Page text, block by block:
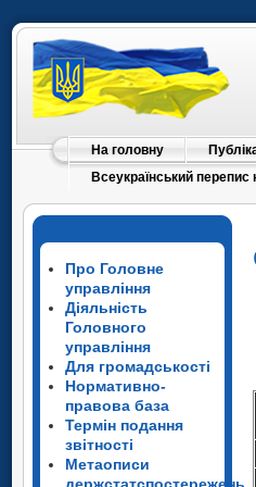
На головну
Всеукраїнський перепис
Про Головне
управління
Діяльність
Головного
управління
Для громадськості
Нормативно-
правова база
Термін подання
звітності
Метаописи